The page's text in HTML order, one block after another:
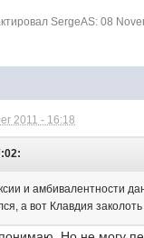
SergeAS: 08
2011 - 16:18
и амбивалентности
а вот Клавдия